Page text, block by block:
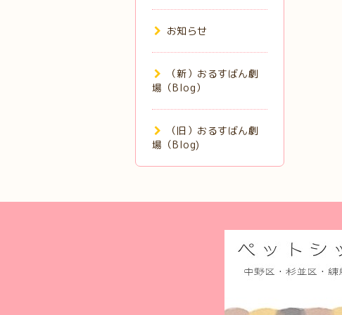
お知らせ
（新）おるすばん劇
場（Blog）
（旧）おるすばん劇
場（Blog)